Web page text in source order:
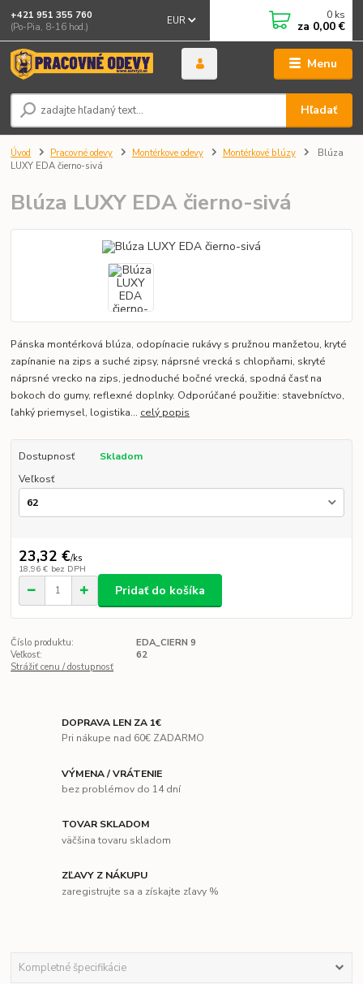
Menu
EUR
Hľadať
+421 951 355 760
(Po-Pia, 8-16 hod.)
0 ks
za 0,00 €
Úvod Pracovné odevy Montérkove odevy Montérkové blúzy
Blúza
LUXY EDA čierno-sivá
Blúza LUXY EDA čierno-sivá
Pánska montérková blúza, odopínacie rukávy s pružnou manžetou, kryté
zapínanie na zips a suché zipsy, náprsné vrecká s chlopňami, skryté
náprsné vrecko na zips, jednoduché bočné vrecká, spodná časť na
bokoch do gumy, reflexné doplnky. Odporúčané použitie: stavebníctvo,
ľahký priemysel, logistika... celý popis
Dostupnosť
Skladom
Veľkosť
23,32 €/ks
18,96 € bez DPH
Pridať do košíka
Číslo produktu:
EDA_CIERN 9
Veľkosť:
62
Strážiť cenu / dostupnosť
DOPRAVA LEN ZA 1€
Pri nákupe nad 60€ ZADARMO
VÝMENA / VRÁTENIE
bez problémov do 14 dní
TOVAR SKLADOM
väčšina tovaru skladom
ZĽAVY Z NÁKUPU
zaregistrujte sa a získajte zľavy %
Kompletné špecifikácie